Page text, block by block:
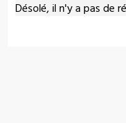
Désolé, il n'y a pas de